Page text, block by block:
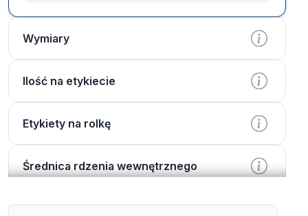
Wymiary
Ilość na etykiecie
Etykiety na rolkę
Średnica rdzenia wewnętrznego
Przetwarzanie